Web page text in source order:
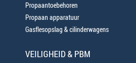
Propaantoebehoren
Propaan apparatuur
Gasflesopslag & cilinderwagens
VEILIGHEID & PBM